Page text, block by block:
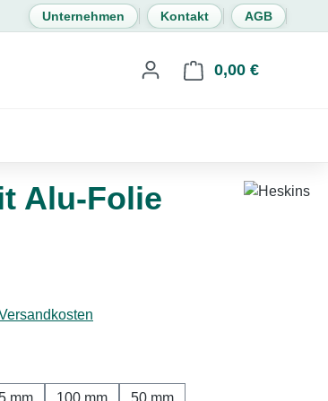
Unternehmen Kontakt AGB
0,00 €
Alu-Folie
mm 100 mm 50 mm